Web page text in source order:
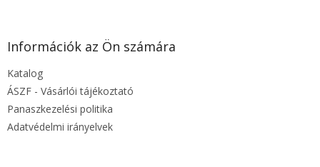
Információk az Ön számára
Katalog
ÁSZF - Vásárlói tájékoztató
Panaszkezelési politika
Adatvédelmi irányelvek